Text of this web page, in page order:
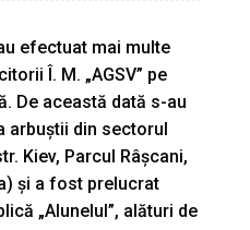
efectuat mai multe
Î. M. „AGSV” pe
De această dată s-au
arbuștii din sectorul
Kiev, Parcul Râșcani,
și a fost prelucrat
„Alunelul”, alături de